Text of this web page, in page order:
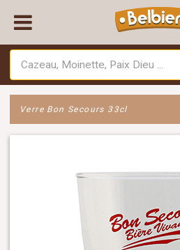
Verre Bon Secours 33cl